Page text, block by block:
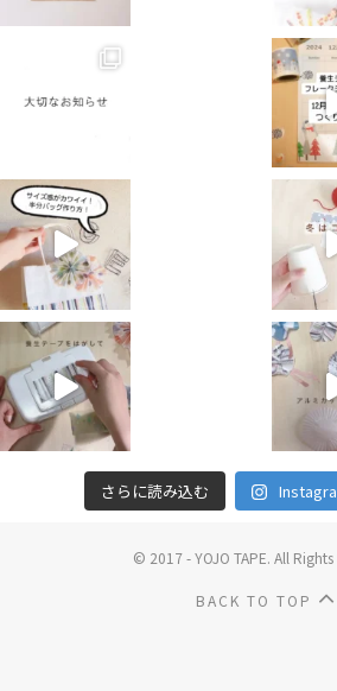
さらに読み込む
© 2017 - YOJO TAPE. All Rights
BACK TO TOP